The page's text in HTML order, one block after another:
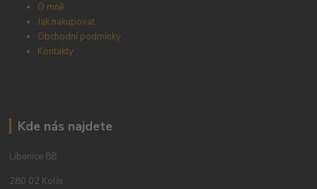
O mně
Jak nakupovat
Obchodní podmínky
Kontakty
Kde nás najdete
Libenice 88
280 02 Kolín